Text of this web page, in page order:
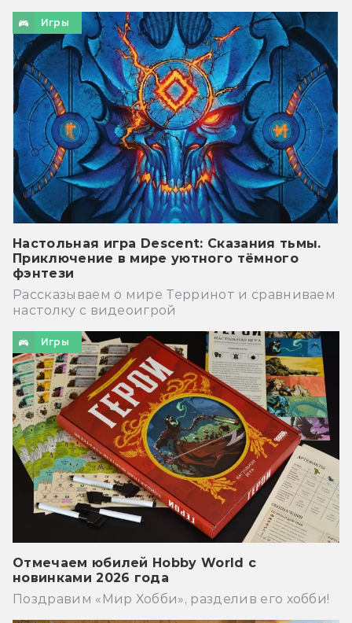
Игры
Настольная игра Descent: Сказания тьмы.
Приключение в мире уютного тёмного
фэнтези
Рассказываем о мире Терринот и сравниваем
настолку с видеоигрой
Игры
Отмечаем юбилей Hobby World с
новинками 2026 года
Поздравим «Мир Хобби», разделив его хобби!